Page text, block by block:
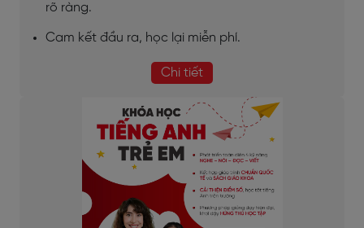
rõ ràng.
Cam kết đầu ra, học lại miễn phí.
Chi tiết